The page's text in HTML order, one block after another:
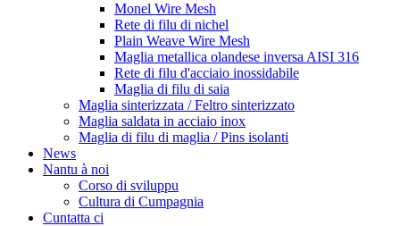
Monel Wire Mesh
Rete di filu di nichel
Plain Weave Wire Mesh
Maglia metallica olandese inversa AISI 316
Rete di filu d'acciaio inossidabile
Maglia di filu di saia
Maglia sinterizzata / Feltro sinterizzato
Maglia saldata in acciaio inox
Maglia di filu di maglia / Pins isolanti
News
Nantu à noi
Corso di sviluppu
Cultura di Cumpagnia
Cuntatta ci